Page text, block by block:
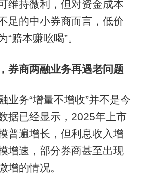
维持微利，但对资金成本
足的中小券商而言，低价
赔本赚吆喝”。
券商两融业务再遇老问题
务“增量不增收”并不是今
据已经显示，2025年上市
普遍增长，但利息收入增
增速，部分券商甚至出现
增的情况。